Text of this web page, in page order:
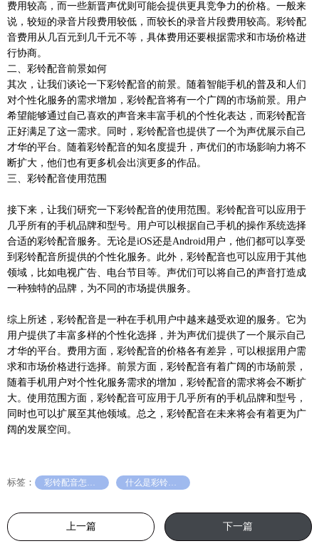
费用较高，而一些新晋声优则可能会提供更具竞争力的价格。一般来
说，较短的录音片段费用较低，而较长的录音片段费用较高。彩铃配
音费用从几百元到几千元不等，具体费用还要根据需求和市场价格进
行协商。
二、彩铃配音前景如何
其次，让我们谈论一下彩铃配音的前景。随着智能手机的普及和人们
对个性化服务的需求增加，彩铃配音将有一个广阔的市场前景。用户
希望能够通过自己喜欢的声音来丰富手机的个性化表达，而彩铃配音
正好满足了这一需求。同时，彩铃配音也提供了一个为声优展示自己
才华的平台。随着彩铃配音的知名度提升，声优们的市场影响力将不
断扩大，他们也有更多机会出演更多的作品。
三、彩铃配音使用范围
接下来，让我们研究一下彩铃配音的使用范围。彩铃配音可以应用于
几乎所有的手机品牌和型号。用户可以根据自己手机的操作系统选择
合适的彩铃配音服务。无论是iOS还是Android用户，他们都可以享受
到彩铃配音所提供的个性化服务。此外，彩铃配音也可以应用于其他
领域，比如电视广告、电台节目等。声优们可以将自己的声音打造成
一种独特的品牌，为不同的市场提供服务。
综上所述，彩铃配音是一种在手机用户中越来越受欢迎的服务。它为
用户提供了丰富多样的个性化选择，并为声优们提供了一个展示自己
才华的平台。费用方面，彩铃配音的价格各有差异，可以根据用户需
求和市场价格进行选择。前景方面，彩铃配音有着广阔的市场前景，
随着手机用户对个性化服务需求的增加，彩铃配音的需求将会不断扩
大。使用范围方面，彩铃配音可应用于几乎所有的手机品牌和型号，
同时也可以扩展至其他领域。总之，彩铃配音在未来将会有着更为广
阔的发展空间。
标签：
上一篇 下一篇